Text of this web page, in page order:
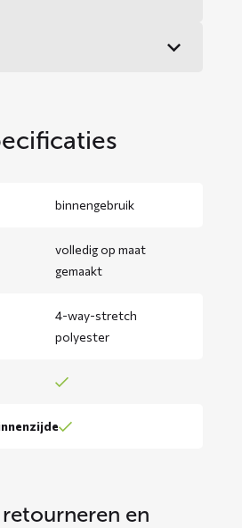
binnengebruik
volledig op maat
gemaakt
4-way-stretch
polyester
en